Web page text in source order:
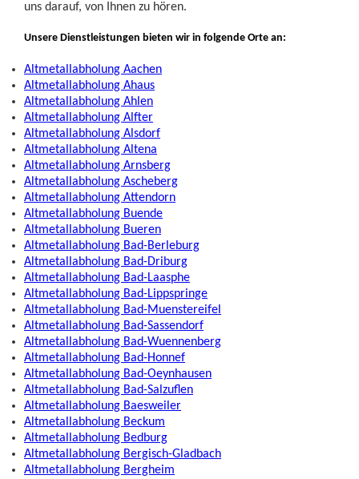
uns darauf, von Ihnen zu hören.
Unsere Dienstleistungen bieten wir in folgende Orte an:
Altmetallabholung Aachen
Altmetallabholung Ahaus
Altmetallabholung Ahlen
Altmetallabholung Alfter
Altmetallabholung Alsdorf
Altmetallabholung Altena
Altmetallabholung Arnsberg
Altmetallabholung Ascheberg
Altmetallabholung Attendorn
Altmetallabholung Buende
Altmetallabholung Bueren
Altmetallabholung Bad-Berleburg
Altmetallabholung Bad-Driburg
Altmetallabholung Bad-Laasphe
Altmetallabholung Bad-Lippspringe
Altmetallabholung Bad-Muenstereifel
Altmetallabholung Bad-Sassendorf
Altmetallabholung Bad-Wuennenberg
Altmetallabholung Bad-Honnef
Altmetallabholung Bad-Oeynhausen
Altmetallabholung Bad-Salzuflen
Altmetallabholung Baesweiler
Altmetallabholung Beckum
Altmetallabholung Bedburg
Altmetallabholung Bergisch-Gladbach
Altmetallabholung Bergheim